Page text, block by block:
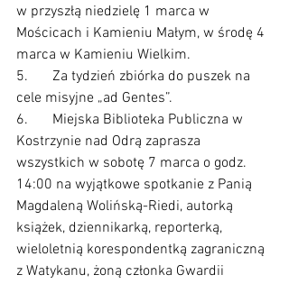
w przyszłą niedzielę 1 marca w
Mościcach i Kamieniu Małym, w środę 4
marca w Kamieniu Wielkim.
5.	Za tydzień zbiórka do puszek na
cele misyjne „ad Gentes”.
6.	Miejska Biblioteka Publiczna w
Kostrzynie nad Odrą zaprasza
wszystkich w sobotę 7 marca o godz.
14:00 na wyjątkowe spotkanie z Panią
Magdaleną Wolińską-Riedi, autorką
książek, dziennikarką, reporterką,
wieloletnią korespondentką zagraniczną
z Watykanu, żoną członka Gwardii